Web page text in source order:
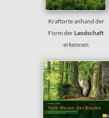
Kraftorte anhand der
Form der Landschaft
erkennen